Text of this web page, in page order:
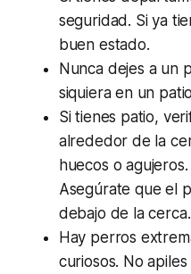
seguridad. Si ya
buen estado.
Nunca dejes a un
siquiera en un
Si tienes patio,
alrededor de la
huecos o
Asegúrate que el
debajo de la cerca.
Hay perros
curiosos. No